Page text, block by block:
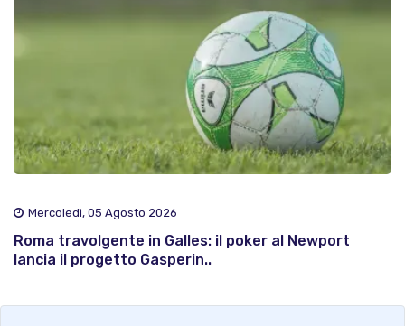
Mercoledì, 05 Agosto 2026
Roma travolgente in Galles: il poker al Newport
lancia il progetto Gasperin..